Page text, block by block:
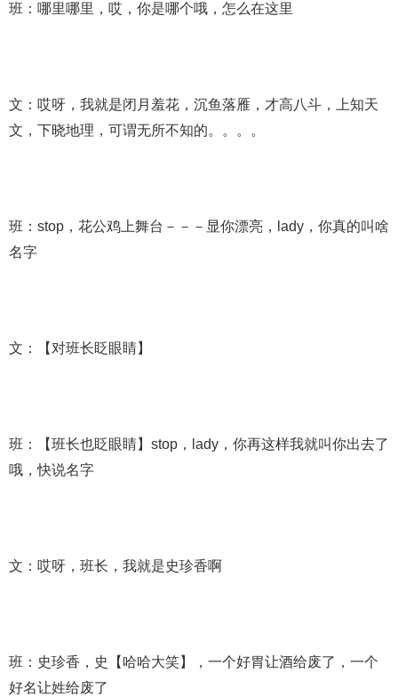
班：哪里哪里，哎，你是哪个哦，怎么在这里
文：哎呀，我就是闭月羞花，沉鱼落雁，才高八斗，上知天
文，下晓地理，可谓无所不知的。。。。
班：stop，花公鸡上舞台－－－显你漂亮，lady，你真的叫啥
名字
文：【对班长眨眼睛】
班：【班长也眨眼睛】stop，lady，你再这样我就叫你出去了
哦，快说名字
文：哎呀，班长，我就是史珍香啊
班：史珍香，史【哈哈大笑】，一个好胃让酒给废了，一个
好名让姓给废了